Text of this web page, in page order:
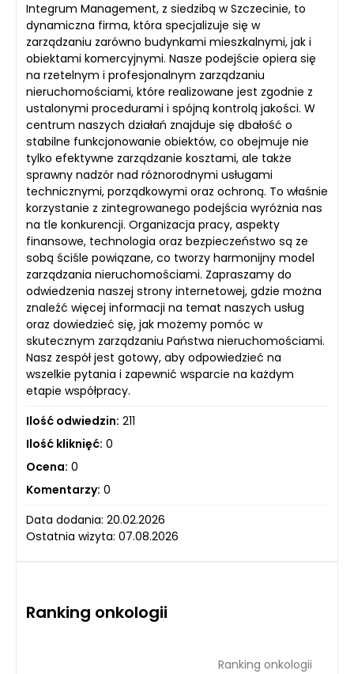
Integrum Management, z siedzibą w Szczecinie, to
dynamiczna firma, która specjalizuje się w
zarządzaniu zarówno budynkami mieszkalnymi, jak i
obiektami komercyjnymi. Nasze podejście opiera się
na rzetelnym i profesjonalnym zarządzaniu
nieruchomościami, które realizowane jest zgodnie z
ustalonymi procedurami i spójną kontrolą jakości. W
centrum naszych działań znajduje się dbałość o
stabilne funkcjonowanie obiektów, co obejmuje nie
tylko efektywne zarządzanie kosztami, ale także
sprawny nadzór nad różnorodnymi usługami
technicznymi, porządkowymi oraz ochroną. To właśnie
korzystanie z zintegrowanego podejścia wyróżnia nas
na tle konkurencji. Organizacja pracy, aspekty
finansowe, technologia oraz bezpieczeństwo są ze
sobą ściśle powiązane, co tworzy harmonijny model
zarządzania nieruchomościami. Zapraszamy do
odwiedzenia naszej strony internetowej, gdzie można
znaleźć więcej informacji na temat naszych usług
oraz dowiedzieć się, jak możemy pomóc w
skutecznym zarządzaniu Państwa nieruchomościami.
Nasz zespół jest gotowy, aby odpowiedzieć na
wszelkie pytania i zapewnić wsparcie na każdym
etapie współpracy.
Ilość odwiedzin: 211
Ilość kliknięć: 0
Ocena: 0
Komentarzy: 0
Data dodania: 20.02.2026
Ostatnia wizyta: 07.08.2026
Ranking onkologii
Ranking onkologii